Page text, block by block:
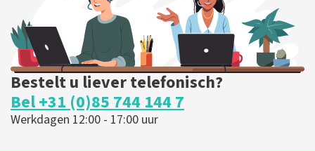
Bestelt u liever telefonisch?
Bel +31 (0)85 744 144 7
Werkdagen 12:00 - 17:00 uur